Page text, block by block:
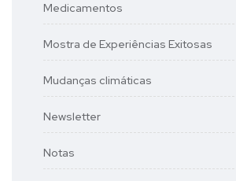
Medicamentos
Mostra de Experiências Exitosas
Mudanças climáticas
Newsletter
Notas